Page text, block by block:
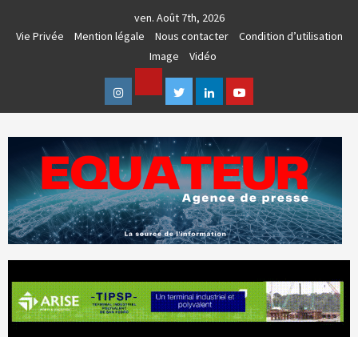
ven. Août 7th, 2026
Vie Privée
Mention légale Nous contacter
Condition d’utilisation
Image
Vidéo
Instagram
Facebook
TwitterLinkedinYoutube
EQUATEUR